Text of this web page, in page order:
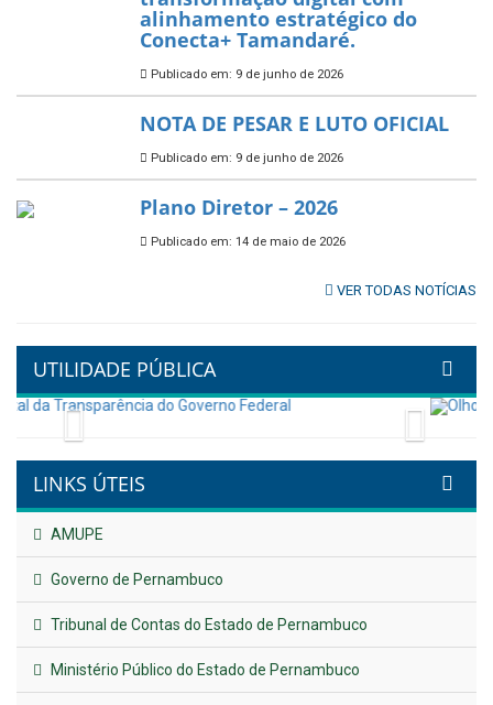
Prefeitura de Tamandaré abre
inscrições para o Festival
Multicultural PNAB 2026
🌳🌱 Projeto Arborização Urbana!
🌿🚤 Semana Mundial do Meio
Publicado em: 9 de junho de 2026
Controladoria fortalece
transformação digital com
alinhamento estratégico do
Conecta+ Tamandaré.
NOTA DE PESAR E LUTO OFICIAL
Plano Diretor – 2026
Publicado em: 14 de maio de 2026